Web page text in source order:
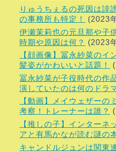
りゅうちぇるの死因は誹
の事務所も特定！
(2023
伊瀬茉莉也の元旦那や子
時期や原因は何？
(2023
【顔画像】冨永紗菜のイ
髪姿がかわいいと話題！
冨永紗菜が子役時代の作
演していたのは何のドラ
【動画】メイウェザーの
考察！トレーナーは誰？
【推しの子】インターネ
アと有馬かなが読む謎の
キャンドルジュンは関東